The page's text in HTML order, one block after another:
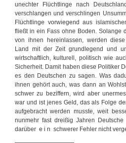
unechter Flüchtlinge nach
verschlangen und verschlingen
Flüchtlinge vorwiegend aus
fließt in ein Fass ohne Boden. Solange
von ihnen hereinlassen, werden
Land mit der Zeit grundlegend und
wirtschaftlich, kulturell, politisch wie
Sicherheit. Damit haben diese Politiker
es den Deutschen zu sagen. Was
ihnen gehört auch, was dann an
schwer zu beziffern, wird aber
war und ist jenes Geld, das als Folge
aufgebracht werden musste, weit
nunmehr fast dreißig Jahren
darüber e i n schwerer Fehler nicht